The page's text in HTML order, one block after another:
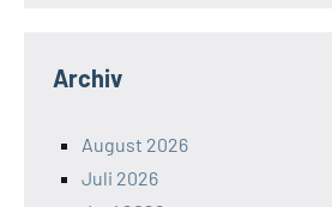
Archiv
August 2026
Juli 2026